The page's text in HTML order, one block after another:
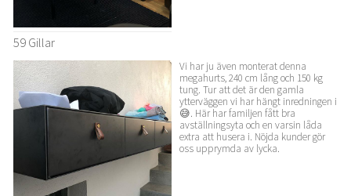
59 Gillar
Vi har ju även monterat denna
megahurts, 240 cm lång och 150 kg
tung. Tur att det är den gamla
ytterväggen vi har hängt inredningen i
😅. Här har familjen fått bra
avställningsyta och en varsin låda
extra att husera i. Nöjda kunder gör
oss upprymda av lycka.